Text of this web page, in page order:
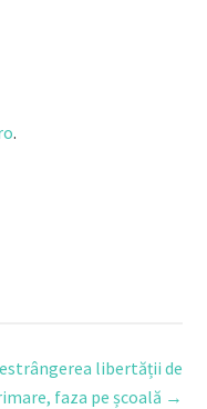
.
libertății de
faza pe școală →